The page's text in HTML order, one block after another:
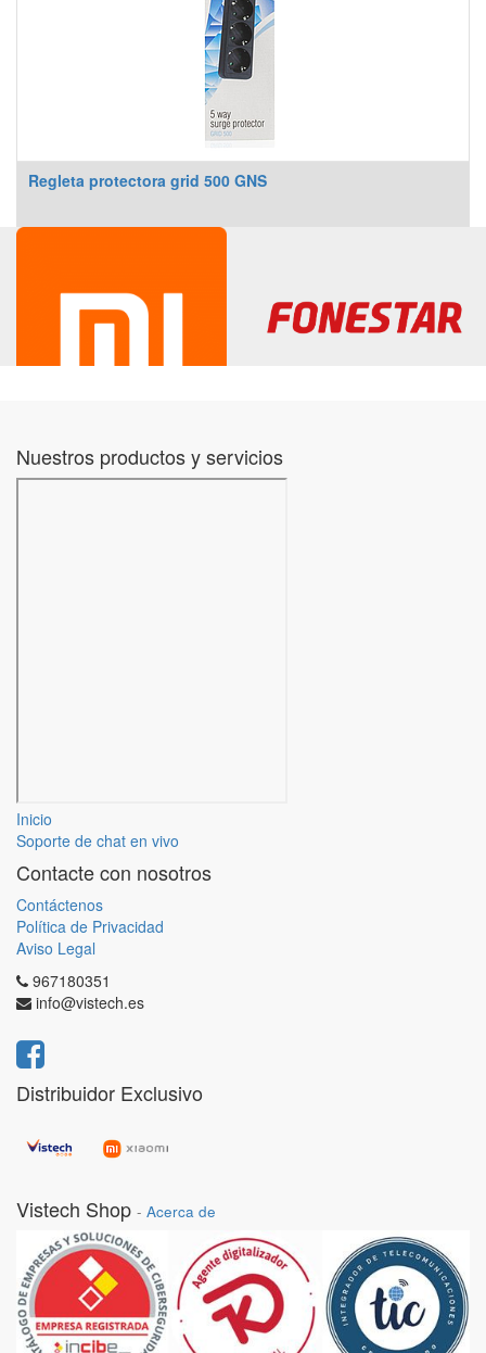
Regleta protectora grid 500 GNS
Nuestros productos y servicios
Inicio
Soporte de chat en vivo
Contacte con nosotros
Contáctenos
Política de Privacidad
Aviso Legal
967180351
info@vistech.es
Distribuidor Exclusivo
Vistech Shop - Acerca de